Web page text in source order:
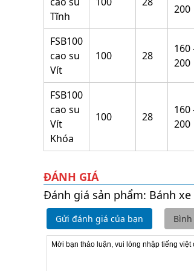
Tĩnh
200
FSB100
cao su
Vít
100 28
160
200
FSB100
cao su
Vít
Khóa
100 28
160
200
ĐÁNH GIÁ
Đánh giá sản phẩm: Bánh xe
Gửi đánh giá của bạn